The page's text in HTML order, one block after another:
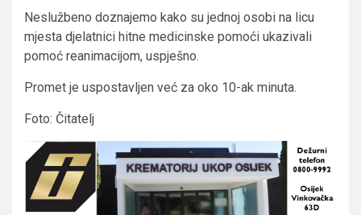
Neslužbeno doznajemo kako su jednoj osobi na licu
mjesta djelatnici hitne medicinske pomoći ukazivali
pomoć reanimacijom, uspješno.
Promet je uspostavljen već za oko 10-ak minuta.
Foto: Čitatelj